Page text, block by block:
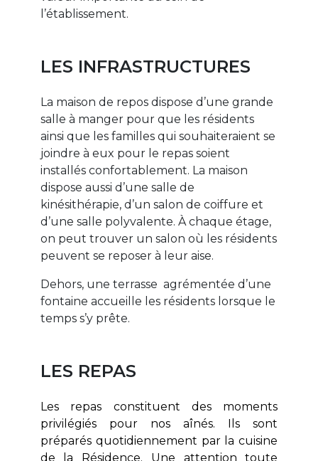
l’établissement.
LES INFRASTRUCTURES
La maison de repos dispose d’une grande
salle à manger pour que les résidents
ainsi que les familles qui souhaiteraient se
joindre à eux pour le repas soient
installés confortablement. La maison
dispose aussi d’une salle de
kinésithérapie, d’un salon de coiffure et
d’une salle polyvalente. À chaque étage,
on peut trouver un salon où les résidents
peuvent se reposer à leur aise.
Dehors, une terrasse agrémentée d’une
fontaine accueille les résidents lorsque le
temps s’y prête.
LES REPAS
Les repas constituent des moments
privilégiés pour nos aînés. Ils sont
préparés quotidiennement par la cuisine
de la Résidence.
Une attention toute